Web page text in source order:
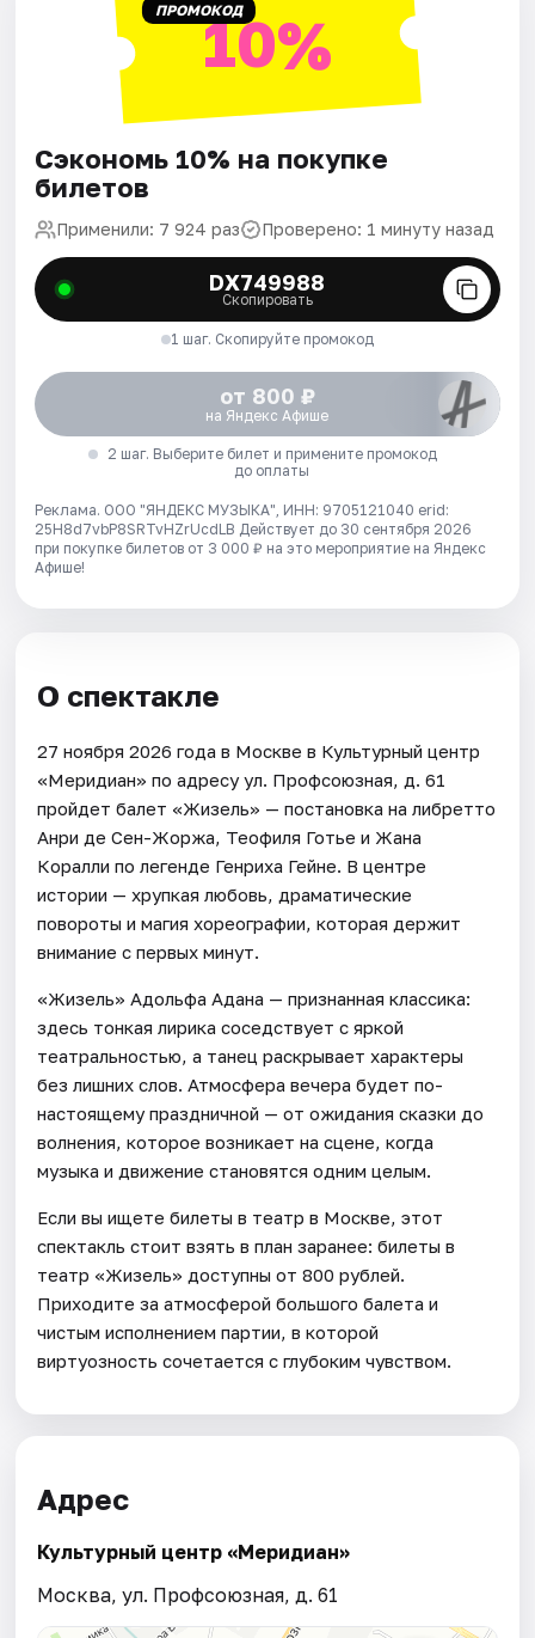
ПРОМОКОД10%
Сэкономь 10% на покупке
билетов
Применили: 7 924 раз Проверено: 1 минуту назад
DX749988
Скопировать
1 шаг. Скопируйте промокод
от 800 ₽
на Яндекс Афише
2 шаг. Выберите билет и примените промокод
до оплаты
Реклама. ООО "ЯНДЕКС МУЗЫКА", ИНН: 9705121040 erid:
25H8d7vbP8SRTvHZrUcdLB Действует до 30 сентября 2026
при покупке билетов от 3 000 ₽ на это мероприятие на Яндекс
Афише!
О спектакле
27 ноября 2026 года в Москве в Культурный центр
«Меридиан» по адресу ул. Профсоюзная, д. 61
пройдет балет «Жизель» — постановка на либретто
Анри де Сен-Жоржа, Теофиля Готье и Жана
Коралли по легенде Генриха Гейне. В центре
истории — хрупкая любовь, драматические
повороты и магия хореографии, которая держит
внимание с первых минут.
«Жизель» Адольфа Адана — признанная классика:
здесь тонкая лирика соседствует с яркой
театральностью, а танец раскрывает характеры
без лишних слов. Атмосфера вечера будет по-
настоящему праздничной — от ожидания сказки до
волнения, которое возникает на сцене, когда
музыка и движение становятся одним целым.
Если вы ищете билеты в театр в Москве, этот
спектакль стоит взять в план заранее: билеты в
театр «Жизель» доступны от 800 рублей.
Приходите за атмосферой большого балета и
чистым исполнением партии, в которой
виртуозность сочетается с глубоким чувством.
Адрес
Культурный центр «Меридиан»
Москва, ул. Профсоюзная, д. 61